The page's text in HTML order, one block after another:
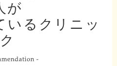
が
いるクリニッ
ク